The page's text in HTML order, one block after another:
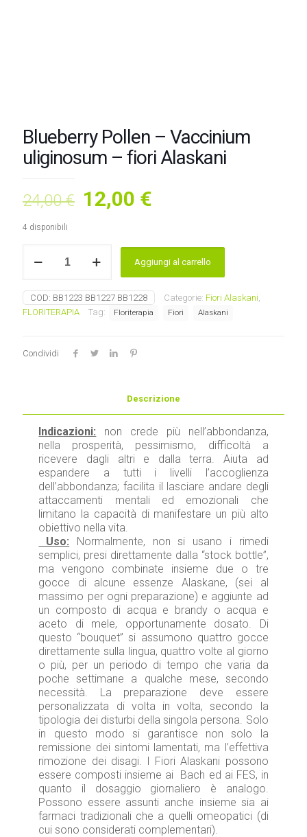
Blueberry Pollen – Vaccinium
uliginosum – fiori Alaskani
24,00€ Il
era:
24,00 €.
12,00 €
è:
12,00 €.
4 disponibili
Pollen
Vaccinium
uliginosum
-
quantità
Aggiungi al carrello
COD: BB1223 BB1227 BB1228 Categorie: Fiori Alaskani,
FLORITERAPIA
Tag: Floriterapia Fiori Alaskani
Condividi
Descrizione
Indicazioni: non crede più nell’abbondanza,
nella prosperità, pessimismo, difficoltà a
ricevere dagli altri e dalla terra. Aiuta ad
espandere a tutti i livelli l’accoglienza
dell’abbondanza; facilita il lasciare andare degli
attaccamenti mentali ed emozionali che
limitano la capacità di manifestare un più alto
obiettivo nella vita.
Uso: Normalmente, non si usano i rimedi
semplici, presi direttamente dalla “stock bottle”,
ma vengono combinate insieme due o tre
gocce di alcune essenze Alaskane, (sei al
massimo per ogni preparazione) e aggiunte ad
un composto di acqua e brandy o acqua e
aceto di mele, opportunamente dosato. Di
questo “bouquet” si assumono quattro gocce
direttamente sulla lingua, quattro volte al giorno
o più, per un periodo di tempo che varia da
poche settimane a qualche mese, secondo
necessità. La preparazione deve essere
personalizzata di volta in volta, secondo la
tipologia dei disturbi della singola persona. Solo
in questo modo si garantisce non solo la
remissione dei sintomi lamentati, ma l’effettiva
rimozione dei disagi. I Fiori Alaskani possono
essere composti insieme ai Bach ed ai FES, in
quanto il dosaggio giornaliero è analogo.
Possono essere assunti anche insieme sia ai
farmaci tradizionali che a quelli omeopatici (di
cui sono considerati complementari).